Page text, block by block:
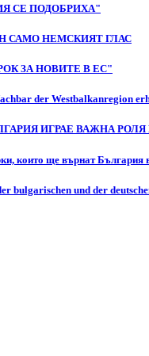
СЕ ПОДОБРИХА"
САМО НЕМСКИЯТ ГЛАС
ЗА НОВИТЕ В ЕС"
der Westbalkanregion
ИГРАЕ ВАЖНА
които ще върнат България
bulgarischen und der